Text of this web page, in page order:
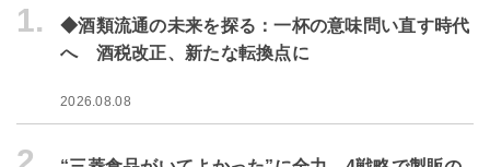
1.
◆酒類流通の未来を探る：一杯の意味問い直す時代
へ 酒税改正、新たな転換点に
2026.08.08